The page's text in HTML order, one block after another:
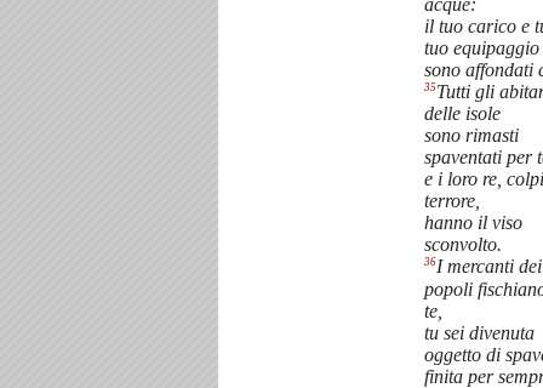
acque:
il tuo carico e
tuo equipaggio
sono affondati
35Tutti gli
delle isole
sono rimasti
spaventati per
e i loro re,
terrore,
hanno il viso
sconvolto.
36I mercanti dei
popoli
te,
tu sei divenuta
oggetto di
finita per